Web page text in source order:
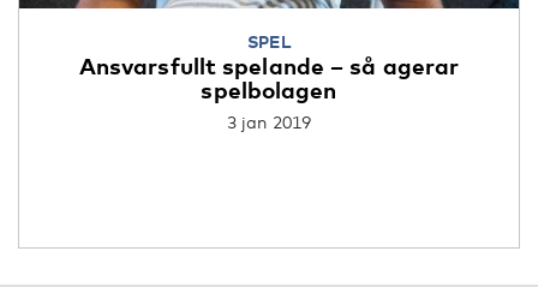
SPEL
Ansvarsfullt spelande – så agerar
spelbolagen
3 jan 2019